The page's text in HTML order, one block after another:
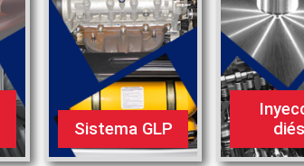
Sistema GLP